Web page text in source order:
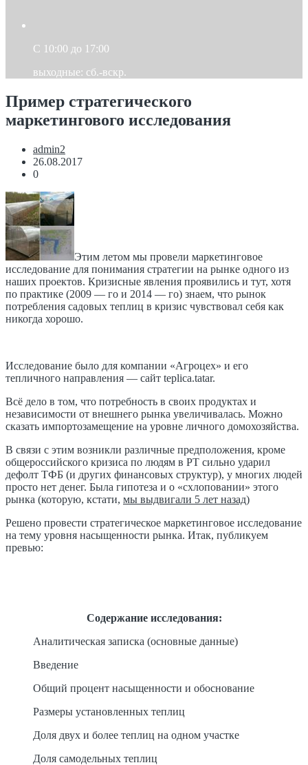
C 10:00 до 17:00
выходные: сб.-вскр.
Пример стратегического
маркетингового исследования
admin2
26.08.2017
0
Этим летом мы провели маркетинговое
исследование для понимания стратегии на рынке одного из
наших проектов. Кризисные явления проявились и тут, хотя
по практике (2009 — го и 2014 — го) знаем, что рынок
потребления садовых теплиц в кризис чувствовал себя как
никогда хорошо.
Исследование было для компании «Агроцех» и его
тепличного направления — сайт teplica.tatar.
Всё дело в том, что потребность в своих продуктах и
независимости от внешнего рынка увеличивалась. Можно
сказать импортозамещение на уровне личного домохозяйства.
В связи с этим возникли различные предположения, кроме
общероссийского кризиса по людям в РТ сильно ударил
дефолт ТФБ (и других финансовых структур), у многих людей
просто нет денег. Была гипотеза и о «схлоповании» этого
рынка (которую, кстати, мы выдвигали 5 лет назад)
Решено провести стратегическое маркетинговое исследование
на тему уровня насыщенности рынка. Итак, публикуем
превью:
Содержание исследования:
Аналитическая записка (основные данные)
Введение
Общий процент насыщенности и обоснование
Размеры установленных теплиц
Доля двух и более теплиц на одном участке
Доля самодельных теплиц